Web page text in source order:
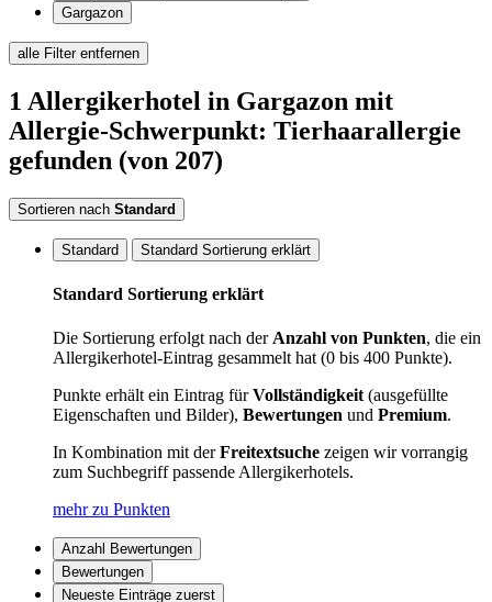
Gargazon
alle Filter entfernen
1 Allergikerhotel in Gargazon mit
Allergie-Schwerpunkt: Tierhaarallergie
gefunden (von 207)
Sortieren nach Standard
Standard Standard Sortierung erklärt
Standard Sortierung erklärt
Die Sortierung erfolgt nach der Anzahl von Punkten, die ein
Allergikerhotel-Eintrag gesammelt hat (0 bis 400 Punkte).
Punkte erhält ein Eintrag fürVollständigkeit (ausgefüllte
Eigenschaften und Bilder), Bewertungen und Premium.
In Kombination mit derFreitextsuche zeigen wir vorrangig
zum Suchbegriff passende Allergikerhotels.
mehr zu Punkten
Anzahl Bewertungen
Bewertungen
Neueste Einträge zuerst